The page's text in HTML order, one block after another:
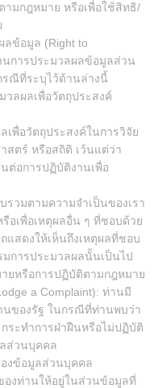
ามกฎหมาย หรือเพื่อใช้สิทธิ/
ข้อมูล (Right to
การประมวลผลข้อมูลส่วน
ณีที่ระบุไว้ด้านล่างนี้
ลผลเพื่อวัตถุประสงค์
พื่อวัตถุประสงค์ในการวิจัย
สตร์ หรือสถิติ เว้นแต่ว่า
ต่อการปฏิบัติงานเพื่อ
วมตามความจำเป็นของเรา
อเพื่อเหตุผลอื่น ๆ ที่ชอบด้วย
แสดงให้เห็นถึงเหตุผลที่ชอบ
มการประมวลผลนั้นเป็นไป
ายหรือการปฏิบัติตามกฎหมาย
a Complaint): ท่านมี
นของรัฐ ในกรณีที่ท่านพบว่า
กระทำการฝ่าฝืนหรือไม่ปฏิบัติ
ส่วนบุคคล
งข้อมูลส่วนบุคคล
งท่านให้อยู่ในส่วนข้อมูลที่